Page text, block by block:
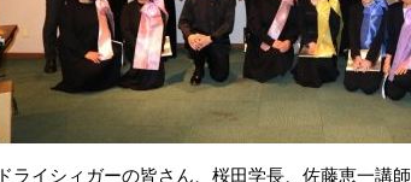
ドライシィガーの皆さん、桜田学長、佐藤恵一講